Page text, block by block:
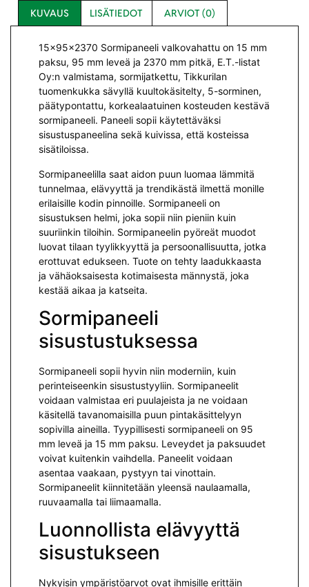
KUVAUS LISÄTIEDOT ARVIOT (0)
15x95x2370 Sormipaneeli valkovahattu on 15 mm
paksu, 95 mm leveä ja 2370 mm pitkä, E.T.-listat
Oy:n valmistama, sormijatkettu, Tikkurilan
tuomenkukka sävyllä kuultokäsitelty, 5-sorminen,
päätypontattu, korkealaatuinen kosteuden kestävä
sormipaneeli. Paneeli sopii käytettäväksi
sisustuspaneelina sekä kuivissa, että kosteissa
sisätiloissa.
Sormipaneelilla saat aidon puun luomaa lämmitä
tunnelmaa, elävyyttä ja trendikästä ilmettä monille
erilaisille kodin pinnoille. Sormipaneeli on
sisustuksen helmi, joka sopii niin pieniin kuin
suuriinkin tiloihin. Sormipaneelin pyöreät muodot
luovat tilaan tyylikkyyttä ja persoonallisuutta, jotka
erottuvat edukseen. Tuote on tehty laadukkaasta
ja vähäoksaisesta kotimaisesta männystä, joka
kestää aikaa ja katseita.
Sormipaneeli
sisustustuksessa
Sormipaneeli sopii hyvin niin moderniin, kuin
perinteiseenkin sisustustyyliin. Sormipaneelit
voidaan valmistaa eri puulajeista ja ne voidaan
käsitellä tavanomaisilla puun pintakäsittelyyn
sopivilla aineilla. Tyypillisesti sormipaneeli on 95
mm leveä ja 15 mm paksu. Leveydet ja paksuudet
voivat kuitenkin vaihdella. Paneelit voidaan
asentaa vaakaan, pystyyn tai vinottain.
Sormipaneelit kiinnitetään yleensä naulaamalla,
ruuvaamalla tai liimaamalla.
Luonnollista elävyyttä
sisustukseen
Nykyisin ympäristöarvot ovat ihmisille erittäin